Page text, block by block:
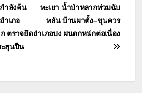
พะเยา น้ำป่าหลากท่วมฉับ
พลัน บ้านผาตั้ง–ขุนควร
อำเภอปง ฝนตกหนักต่อเนื่อง
ำลังค้น
ำเภอ
ตรวจยึด
ะสุนปืน